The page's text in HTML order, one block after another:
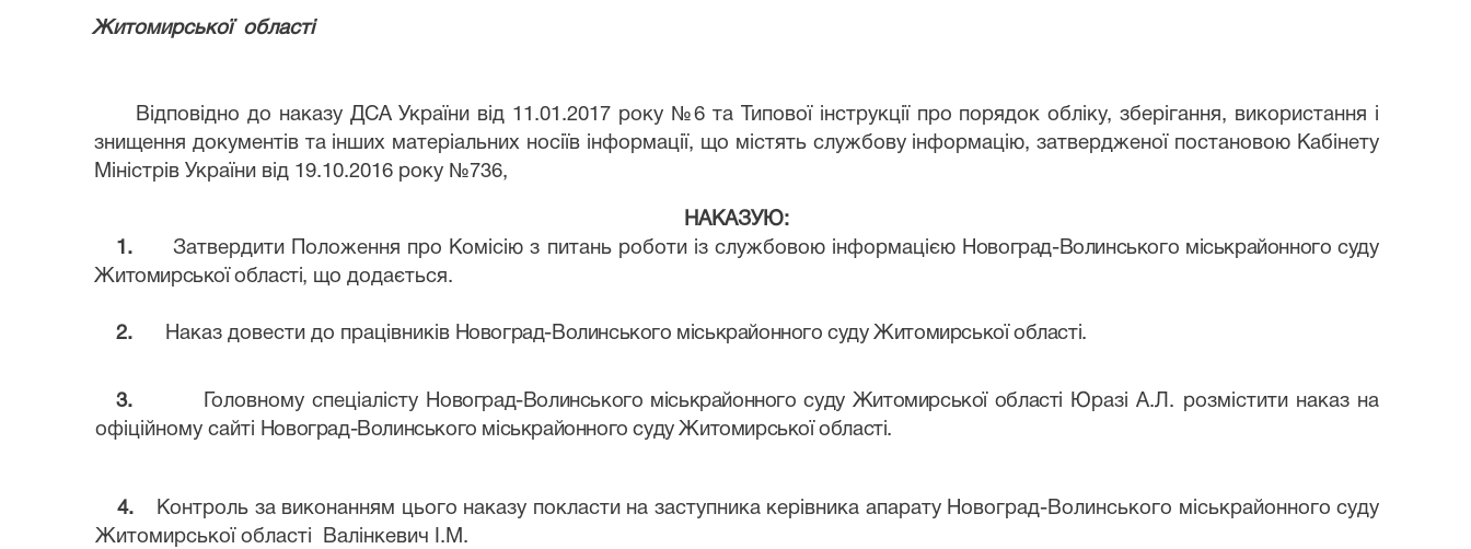
Житомирської області
Відповідно до наказу ДСА України від 11.01.2017 року №6 та Типової інструкції про порядок обліку, зберігання, використання і
знищення документів та інших матеріальних носіїв інформації, що містять службову інформацію, затвердженої постановою Кабінету
Міністрів України від 19.10.2016 року №736,
НАКАЗУЮ:
1.
Затвердити Положення про Комісію з питань роботи із службовою інформацією Новоград-Волинського міськрайонного суду
Житомирської області, що додається.
2. Наказ довести до працівників Новоград-Волинського міськрайонного суду Житомирської області.
3. Головному спеціалісту Новоград-Волинського міськрайонного суду Житомирської області Юразі А.Л. розмістити наказ на
офіційному сайті Новоград-Волинського міськрайонного суду Житомирської області.
4.
Контроль за виконанням цього наказу покласти на заступника керівника апарату Новоград-Волинського міськрайонного суду
Житомирської області
Валінкевич І.М.